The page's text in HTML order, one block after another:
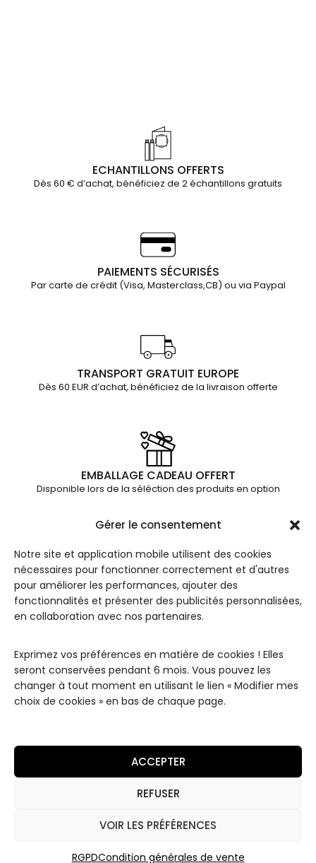
Gérer le consentement
Notre site et application mobile utilisent des cookies
nécessaires pour fonctionner correctement et d'autres
pour améliorer les performances, ajouter des
fonctionnalités et présenter des publicités personnalisées,
en collaboration avec nos partenaires.
Exprimez vos préférences en matière de cookies ! Elles
seront conservées pendant 6 mois. Vous pouvez les
changer à tout moment en utilisant le lien « Modifier mes
choix de cookies » en bas de chaque page.
ACCEPTER
REFUSER
VOIR LES PRÉFÉRENCES
RGPDCondition générales de vente
ECHANTILLONS OFFERTS
Dès 60 € d’achat, bénéficiez de 2 échantillons gratuits
PAIEMENTS SÉCURISÉS
Par carte de crédit (Visa, Masterclass,CB) ou via Paypal
TRANSPORT GRATUIT EUROPE
Dès 60 EUR d’achat, bénéficiez de la livraison offerte
EMBALLAGE CADEAU OFFERT
Disponible lors de la séléction des produits en option
LES
COLLE
CTIO
NS
Les
Les
"White"
Les
Essentiels
Luxury
Coffrets
Découverte
INFOR
NS
Conditions
de
Conditions
Générales
de Vente
Confidentialité
JUL ET
Paris
Notre
Remerciements